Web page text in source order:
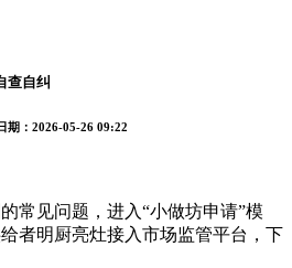
查自纠
期：2026-05-26 09:22
见问题，进入“小做坊申请”模
者明厨亮灶接入市场监管平台，下